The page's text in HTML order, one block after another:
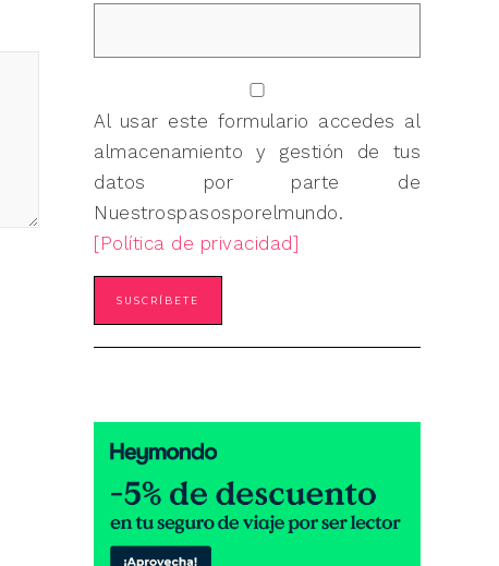
Al usar este formulario accedes al
almacenamiento y gestión de tus
datos por parte de
Nuestrospasosporelmundo.
[Política de privacidad]